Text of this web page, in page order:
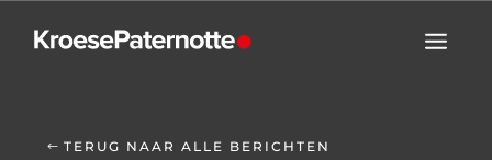
TERUG NAAR ALLE BERICHTEN